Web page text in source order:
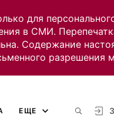
для
в СМИ.
Содержание
разрешения
ЕЩЕ